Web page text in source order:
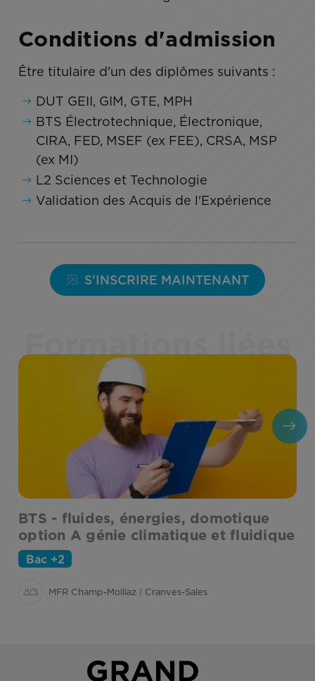
Conditions d'admission
Être titulaire d'un des diplômes suivants :
DUT GEII, GIM, GTE, MPH
BTS Électrotechnique, Électronique,
CIRA, FED, MSEF (ex FEE), CRSA, MSP
(ex MI)
L2 Sciences et Technologie
Validation des Acquis de l'Expérience
S'INSCRIRE MAINTENANT
Formations liées
BTS - fluides, énergies, domotique
option A génie climatique et fluidique
Bac +2
MFR Champ-Molliaz | Cranves-Sales